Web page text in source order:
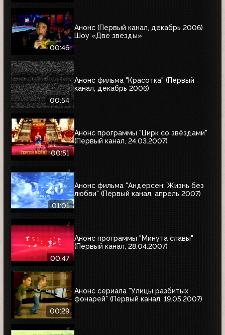
00:46
Анонс (Первый канал, декабрь 2006)
Шоу «Две звезды»
00:54
Анонс фильма "Красотка" (Первый
канал, декабрь 2006)
00:51
Анонс программы "Цирк со звёздами"
(Первый канал, 24.03.2007)
01:01
Анонс фильма "Андерсен: Жизнь без
любви" (Первый канал, апрель 2007)
00:47
Анонс программы "Минута славы"
(Первый канал, 28.04.2007)
00:29
Анонс сериала "Улицы разбитых
фонарей" (Первый канал, 19.05.2007)